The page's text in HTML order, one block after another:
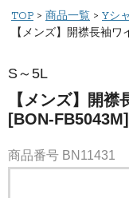
TOP 商品一覧 Yシ
【メンズ】開襟長袖
S～5L
【メンズ】開
[BON-FB5043M]
商品番号 BN11431